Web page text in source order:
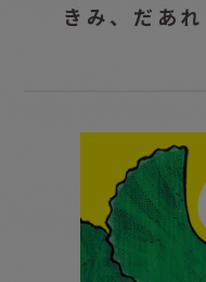
きみ、だあ